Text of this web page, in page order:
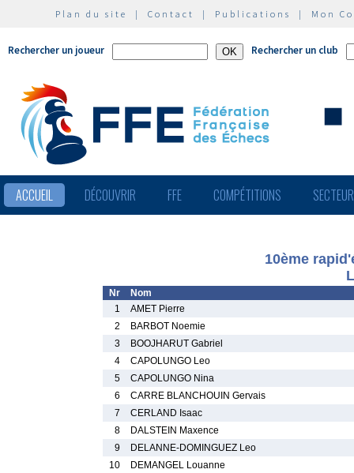
Plan du site | Contact | Publications | Mon
Rechercher un joueur Rechercher un club
ACCUEIL DÉCOUVRIR FFE COMPÉTITIONS
10ème
Nr
Nom
1
AMET Pierre
2
BARBOT Noemie
3
BOOJHARUT Gabriel
4
CAPOLUNGO Leo
5
CAPOLUNGO Nina
6
CARRE BLANCHOUIN Gervais
7
CERLAND Isaac
8
DALSTEIN Maxence
9
DELANNE-DOMINGUEZ Leo
10
DEMANGEL Louanne